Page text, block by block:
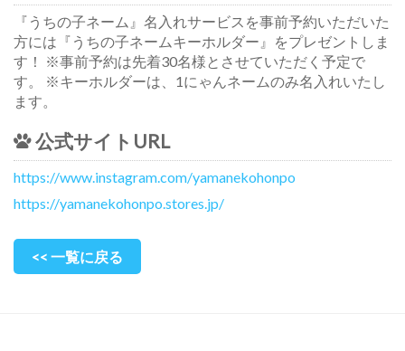
『うちの子ネーム』名入れサービスを事前予約いただいた
方には『うちの子ネームキーホルダー』をプレゼントしま
す！ ※事前予約は先着30名様とさせていただく予定で
す。 ※キーホルダーは、1にゃんネームのみ名入れいたし
ます。
公式サイトURL
https://www.instagram.com/yamanekohonpo
https://yamanekohonpo.stores.jp/
<< 一覧に戻る